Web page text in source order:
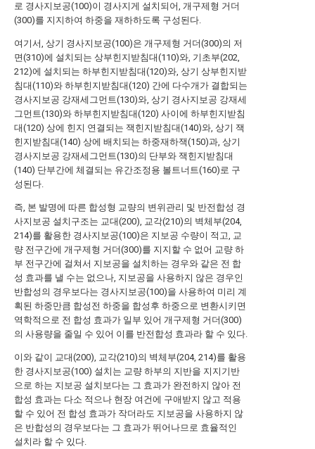
로 경사지보공(100)이 경사지게 설치되어, 개구제형 거더
(300)를 지지하여 하중을 재하하도록 구성된다.
여기서, 상기 경사지보공(100)은 개구제형 거더(300)의 저
면(310)에 설치되는 상부힌지받침대(110)와, 기초부(202,
212)에 설치되는 하부힌지받침대(120)와, 상기 상부힌지받
침대(110)와 하부힌지받침대(120) 간에 다수개가 결합되는
경사지보공 강재세그먼트(130)와, 상기 경사지보공 강재세
그먼트(130)와 하부힌지받침대(120) 사이에 하부힌지받침
대(120) 상에 힌지 연결되는 잭힌지받침대(140)와, 상기 잭
힌지받침대(140) 상에 배치되는 하중재하잭(150)과, 상기
경사지보공 강재세그먼트(130)의 단부와 잭힌지받침대
(140) 단부간에 체결되는 유간조정용 볼트너트(160)로 구
성된다.
즉, 본 발명에 따른 합성형 교량의 변위관리 및 반전합성 경
사지보공 설치구조는 교대(200), 교각(210)의 벽체부(204,
214)를 활용한 경사지보공(100)은 지보공 수량이 적고, 교
량 전구간에 개구제형 거더(300)를 지지할 수 없어 교량 하
부 전구간에 걸쳐서 지보공을 설치하는 경우와 같은 전 합
성 효과를 낼 수는 없으나, 지보공을 사용하지 않은 경우인
반합성의 경우보다는 경사지보공(100)을 사용하여 미리 계
획된 하중만큼 합성전 하중을 합성후 하중으로 변환시키면
역학적으로 전 합성 효과가 일부 있어 개구제형 거더(300)
의 사용량을 줄일 수 있어 이를 반전합성 효과라 할 수 있다.
이와 같이 교대(200), 교각(210)의 벽체부(204, 214)를 활용
한 경사지보공(100) 설치는 교량 하부의 지반을 지지기반
으로 하는 지보공 설치보다는 그 효과가 완전하지 않아 전
합성 효과는 다소 적으나 현장 여건에 구애받지 않고 적용
할 수 있어 전 합성 효과가 작더라도 지보공을 사용하지 않
은 반합성의 경우보다는 그 효과가 뛰어나므로 효율적인
설치라 할 수 있다.